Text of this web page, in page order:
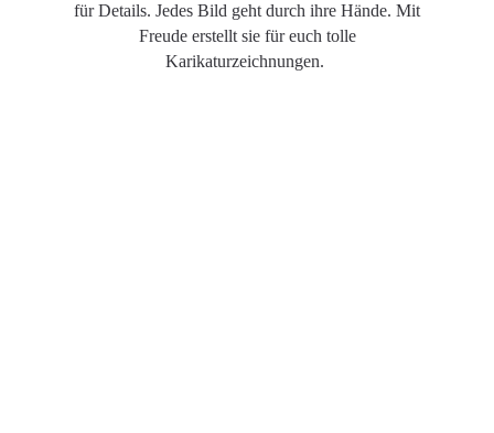
für Details. Jedes Bild geht durch ihre Hände. Mit
Freude erstellt sie für euch tolle
Karikaturzeichnungen.